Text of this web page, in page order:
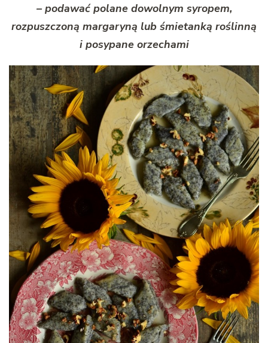
– podawać polane dowolnym syropem,
rozpuszczoną margaryną lub śmietanką roślinną
i posypane orzechami